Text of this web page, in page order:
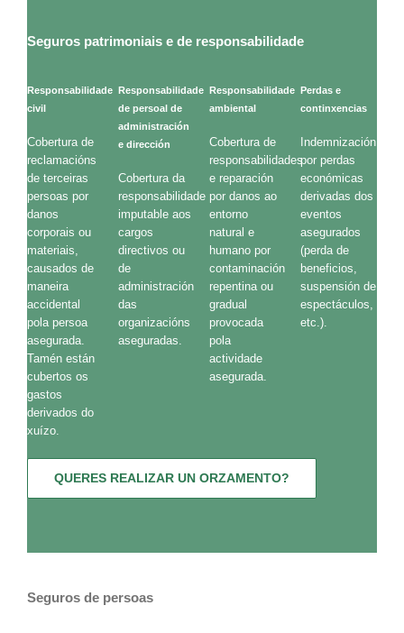
Seguros patrimoniais e de responsabilidade
Responsabilidade
civil
Cobertura de
reclamacións
de terceiras
persoas por
danos
corporais ou
materiais,
causados de
maneira
accidental
pola persoa
asegurada.
Tamén están
cubertos os
gastos
derivados do
xuízo.
Responsabilidade
de persoal de
administración
e dirección
Cobertura da
responsabilidade
imputable aos
cargos
directivos ou
de
administración
das
organizacións
aseguradas.
Responsabilidade
ambiental
Cobertura de
responsabilidades
e reparación
por danos ao
entorno
natural e
humano por
contaminación
repentina ou
gradual
provocada
pola
actividade
asegurada.
Perdas e
continxencias
Indemnización
por perdas
económicas
derivadas dos
eventos
asegurados
(perda de
beneficios,
suspensión de
espectáculos,
etc.).
QUERES REALIZAR UN ORZAMENTO?
Seguros de persoas